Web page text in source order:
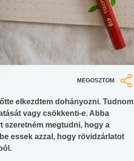
MEGOSZTOM
elkezdtem dohányozni. Tudnom
vagy csökkenti-e. Abba
szeretném megtudni, hogy a
essek azzal, hogy rövidzárlatot